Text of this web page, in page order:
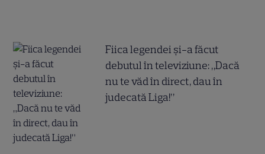
Fiica legendei și-a făcut
debutul în televiziune: „Dacă
nu te văd în direct, dau în
judecată Liga!”